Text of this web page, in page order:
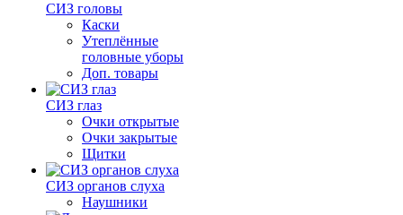
СИЗ головы
Каски
Утеплённые
головные уборы
Доп. товары
СИЗ глаз
Очки открытые
Очки закрытые
Щитки
СИЗ органов слуха
Наушники